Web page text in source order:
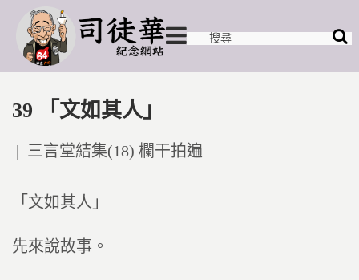
39 「文如其人」
Posted
三言堂結集(18) 欄干拍遍
「文如其人」
先來說故事。